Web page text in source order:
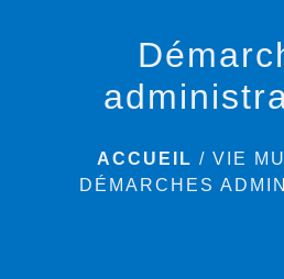
ACCUEIL / VIE
DÉMARCHES